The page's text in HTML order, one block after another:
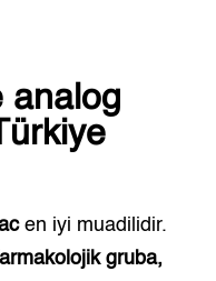
analog
en iyi muadilidir.
gruba,